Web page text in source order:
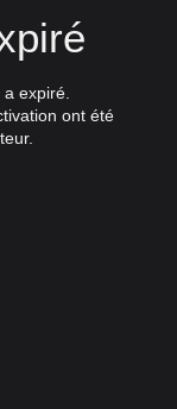
a expiré.
ont été